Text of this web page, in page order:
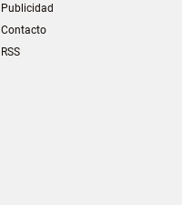
Publicidad
Contacto
RSS